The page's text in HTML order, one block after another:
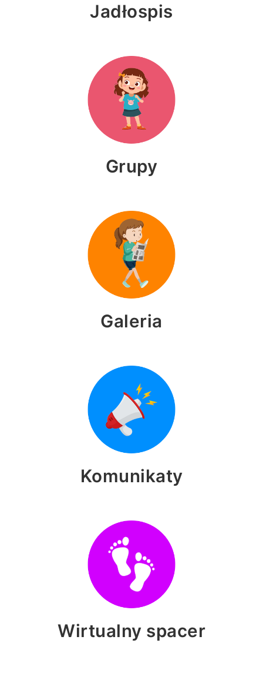
Jadłospis
Grupy
Galeria
Komunikaty
Wirtualny spacer